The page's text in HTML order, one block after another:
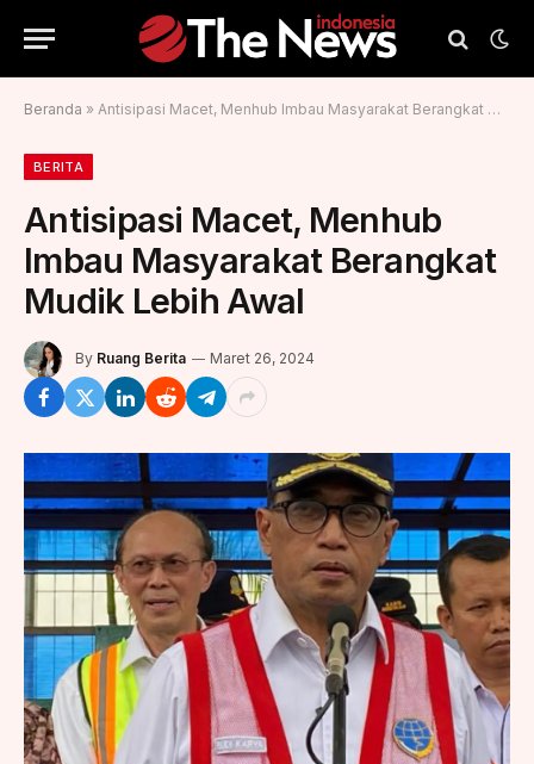
Beranda » Antisipasi Macet, Menhub Imbau Masyarakat Berangkat Mudik Lebih Awal
BERITA
Antisipasi Macet, Menhub
Imbau Masyarakat Berangkat
Mudik Lebih Awal
By Ruang Berita Maret 26, 2024